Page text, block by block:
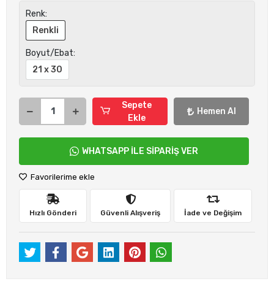
Renk:
Renkli
Boyut/Ebat:
21 x 30
Sepete
Ekle
Hemen Al
WHATSAPP İLE SİPARİŞ VER
Favorilerime ekle
Hızlı Gönderi Güvenli Alışveriş İade ve Değişim